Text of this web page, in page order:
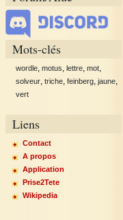
Mots-clés
wordle motus lettre mot
solveur triche feinberg jaune
vert
Liens
Contact
A propos
Application
Prise2Tete
Wikipedia